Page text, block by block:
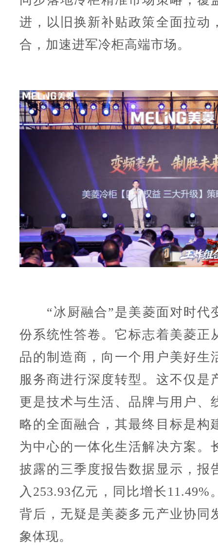
进，以旧换新补贴政策全面拉动
合，加速进军冷柜高端市场。
“冰厨融合”是美菱面对时代
份系统性答卷。它标志着美菱正
品的制造商，向一个用户美好生
服务商进行深度转型。这不仅是
更是技术与生活、品牌与用户、
略的全面融合，其最终目标是构
为中心的一体化生活解决方案。
披露的三季度报告数据显示，报
入253.93亿元，同比增长11.49%
背后，无疑是美菱多元产业协同
象体现。